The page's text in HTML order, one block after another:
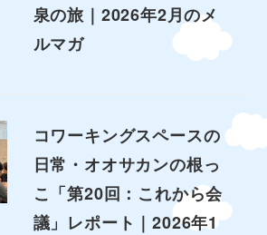
泉の旅｜2026年2月のメ
ルマガ
コワーキングスペースの
日常・オオサカンの根っ
こ「第20回：これから会
議」レポート｜2026年1